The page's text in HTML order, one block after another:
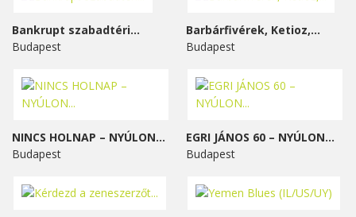
Bankrupt szabadtéri...
Budapest
Barbárfivérek, Ketioz,...
Budapest
NINCS HOLNAP – NYÚLON...
Budapest
EGRI JÁNOS 60 – NYÚLON...
Budapest